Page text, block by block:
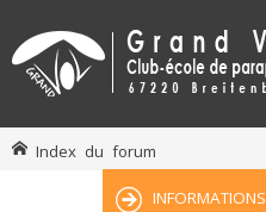
Index du forum
INFORMATIONS